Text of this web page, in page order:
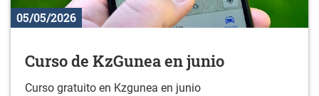
05/05/2026
Curso de KzGunea en junio
Curso gratuito en Kzgunea en junio